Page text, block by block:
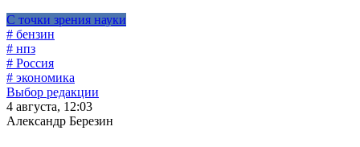
С точки зрения науки
# бензин
# нпз
# Россия
# экономика
Выбор редакции
4 августа, 12:03
Александр Березин